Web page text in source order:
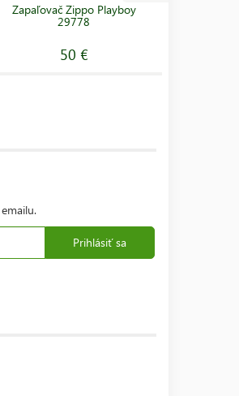
Zapaľovač Zippo Playboy
29778
50 €
Prihlásiť sa